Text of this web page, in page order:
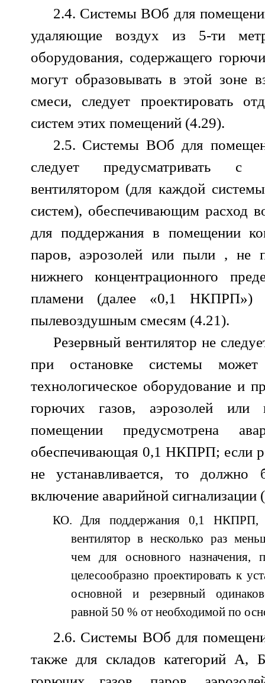
2.4. Системы ВОб для
удаляющие воздух из 5-ти
оборудования, содержащего
могут образовывать в этой зоне
смеси, следует проектировать
систем этих помещений (4.29).
2.5. Системы ВОб для
следует предусматривать с
вентилятором (для каждой
систем), обеспечивающим расход
для поддержания в помещении
паров, аэрозолей или пыли ,
нижнего концентрационного
пламени (далее «0,1
пылевоздушным смесям (4.21).
Резервный вентилятор не
при остановке системы может
технологическое оборудование и
горючих газов, аэрозолей
помещении предусмотрена
обеспечивающая 0,1 НКПРП; если
не устанавливается, то должно
включение аварийной сигнализации
КО. Для поддержания 0,1 НКПРП,
вентилятор в несколько раз
чем для основного назначения,
целесообразно проектировать к
основной и резервный
равной 50 % от необходимой по
2.6. Системы ВОб для
также для складов категорий